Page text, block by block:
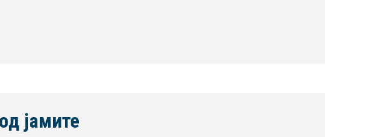
јамите